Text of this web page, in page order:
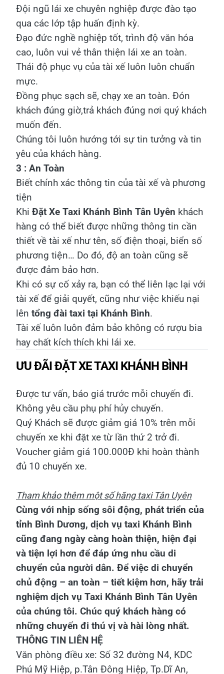
Đội ngũ lái xe chuyên nghiệp được đào tạo
qua các lớp tập huấn định kỳ.
Đạo đức nghề nghiệp tốt, trình độ văn hóa
cao, luôn vui vẻ thân thiện lái xe an toàn.
Thái độ phục vụ của tài xế luôn luôn chuẩn
mực.
Đồng phục sạch sẽ, chạy xe an toàn. Đón
khách đúng giờ,trả khách đúng nơi quý khách
muốn đến.
Chúng tôi luôn hướng tới sự tin tưởng và tin
yêu của khách hàng.
3 : An Toàn
Biết chính xác thông tin của tài xế và phương
tiện
Khi Đặt Xe Taxi Khánh Bình Tân Uyên khách
hàng có thể biết được những thông tin cần
thiết về tài xế như tên, số điện thoại, biển số
phương tiện… Do đó, độ an toàn cũng sẽ
được đảm bảo hơn.
Khi có sự cố xảy ra, bạn có thể liên lạc lại với
tài xế để giải quyết, cũng như việc khiếu nại
lên tổng đài taxi tại Khánh Bình.
Tài xế luôn luôn đảm bảo không có rượu bia
hay chất kích thích khi lái xe.
ƯU ĐÃI ĐẶT XE TAXI KHÁNH BÌNH
Được tư vấn, báo giá trước mỗi chuyến đi.
Không yêu cầu phụ phí hủy chuyến.
Quý Khách sẽ được giảm giá 10% trên mỗi
chuyến xe khi đặt xe từ lần thứ 2 trở đi.
Voucher giảm giá 100.000Đ khi hoàn thành
đủ 10 chuyến xe.
Tham khảo thêm một số hãng taxi Tân Uyên
Cùng với nhịp sống sôi động, phát triển của
tỉnh Bình Dương, dịch vụ taxi Khánh Bình
cũng đang ngày càng hoàn thiện, hiện đại
và tiện lợi hơn để đáp ứng nhu cầu di
chuyển của người dân. Để việc di chuyển
chủ động – an toàn – tiết kiệm hơn, hãy trải
nghiệm dịch vụ Taxi Khánh Bình Tân Uyên
của chúng tôi. Chúc quý khách hàng có
những chuyến đi thú vị và hài lòng nhất.
THÔNG TIN LIÊN HỆ
Văn phòng điều xe: Số 32 đường N4, KDC
Phú Mỹ Hiệp, p.Tân Đông Hiệp, Tp.Dĩ An,